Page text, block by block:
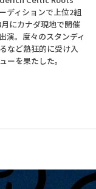
ディションで上位2組
にカナダ現地で開催
演。度々のスタンディ
など熱狂的に受け入
ーを果たした。